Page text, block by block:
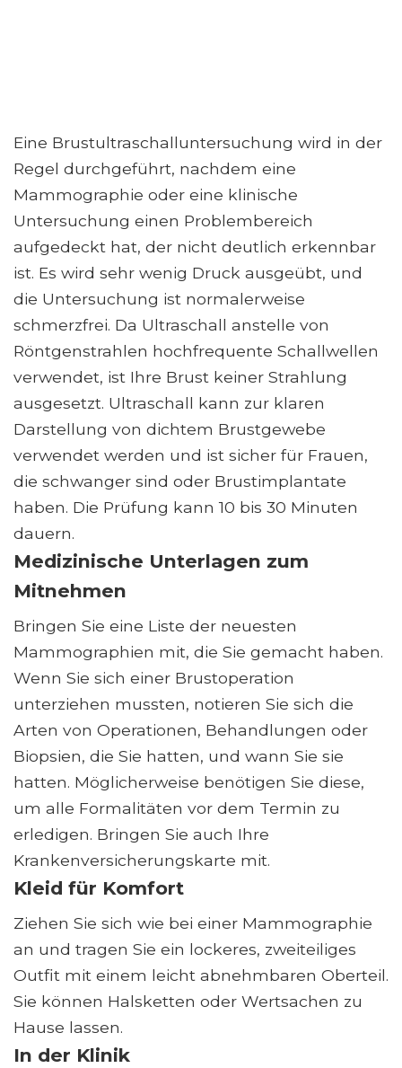
Eine Brustultraschalluntersuchung wird in der
Regel durchgeführt, nachdem eine
Mammographie oder eine klinische
Untersuchung einen Problembereich
aufgedeckt hat, der nicht deutlich erkennbar
ist. Es wird sehr wenig Druck ausgeübt, und
die Untersuchung ist normalerweise
schmerzfrei. Da Ultraschall anstelle von
Röntgenstrahlen hochfrequente Schallwellen
verwendet, ist Ihre Brust keiner Strahlung
ausgesetzt. Ultraschall kann zur klaren
Darstellung von dichtem Brustgewebe
verwendet werden und ist sicher für Frauen,
die schwanger sind oder Brustimplantate
haben. Die Prüfung kann 10 bis 30 Minuten
dauern.
Medizinische Unterlagen zum
Mitnehmen
Bringen Sie eine Liste der neuesten
Mammographien mit, die Sie gemacht haben.
Wenn Sie sich einer Brustoperation
unterziehen mussten, notieren Sie sich die
Arten von Operationen, Behandlungen oder
Biopsien, die Sie hatten, und wann Sie sie
hatten. Möglicherweise benötigen Sie diese,
um alle Formalitäten vor dem Termin zu
erledigen. Bringen Sie auch Ihre
Krankenversicherungskarte mit.
Kleid für Komfort
Ziehen Sie sich wie bei einer Mammographie
an und tragen Sie ein lockeres, zweiteiliges
Outfit mit einem leicht abnehmbaren Oberteil.
Sie können Halsketten oder Wertsachen zu
Hause lassen.
In der Klinik